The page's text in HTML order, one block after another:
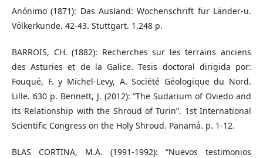
Anónimo (1871): Das Ausland: Wochenschrift für Länder-u.
Völkerkunde. 42-43. Stuttgart. 1.248 p.
BARROIS, CH. (1882): Recherches sur les terrains anciens
des Asturies et de la Galice. Tesis doctoral dirigida por:
Fouqué, F. y Michel-Levy, A. Société Géologique du Nord.
Lille. 630 p. Bennett, J. (2012): “The Sudarium of Oviedo and
its Relationship with the Shroud of Turin”. 1st International
Scientific Congress on the Holy Shroud. Panamá. p. 1-12.
BLAS CORTINA, M.A. (1991-1992): “Nuevos testimonios